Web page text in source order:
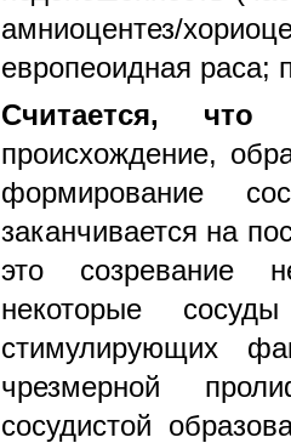
амниоцентез/
европеоидная раса;
Считается, что
происхождение,
формирование
заканчивается на
это созревание
некоторые
стимулирующих
чрезмерной
сосудистой